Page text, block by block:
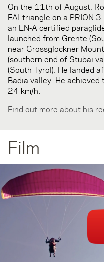
On the 11th of August,
FAI-triangle on a PRION
an EN-A certified
launched from Grente
near Grossglockner
(southern end of Stubai
(South Tyrol). He landed
Badia valley. He
24 km/h.
Find out more about his
Film
You can't see the video?
(AdBlock/Ghostery) if they